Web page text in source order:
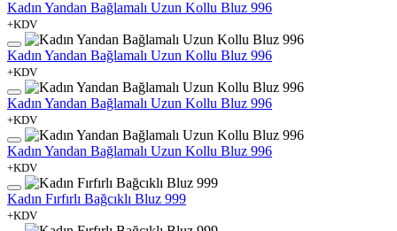
Kadın Yandan Bağlamalı Uzun Kollu Bluz 996
+KDV
Kadın Yandan Bağlamalı Uzun Kollu Bluz 996
+KDV
Kadın Yandan Bağlamalı Uzun Kollu Bluz 996
+KDV
Kadın Yandan Bağlamalı Uzun Kollu Bluz 996
+KDV
Kadın Fırfırlı Bağcıklı Bluz 999
+KDV